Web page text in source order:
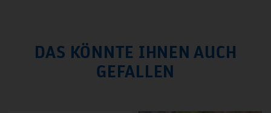
DAS KÖNNTE IHNEN AUCH
GEFALLEN